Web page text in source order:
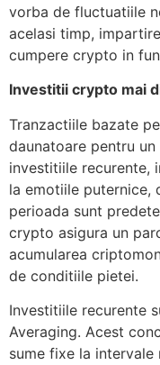
vorba de fluctuatiile
acelasi timp,
cumpere crypto in
Investitii crypto mai
Tranzactiile bazate
daunatoare pentru
investitiile recurente,
la emotiile puternice,
perioada sunt
crypto asigura un
acumularea
de conditiile pietei.
Investitiile recurente
Averaging. Acest
sume fixe la